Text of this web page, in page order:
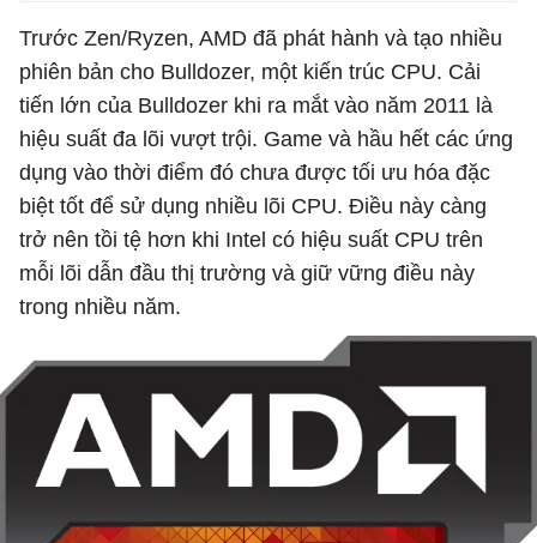
Trước Zen/Ryzen, AMD đã phát hành và tạo nhiều
phiên bản cho Bulldozer, một kiến trúc CPU. Cải
tiến lớn của Bulldozer khi ra mắt vào năm 2011 là
hiệu suất đa lõi vượt trội. Game và hầu hết các ứng
dụng vào thời điểm đó chưa được tối ưu hóa đặc
biệt tốt để sử dụng nhiều lõi CPU. Điều này càng
trở nên tồi tệ hơn khi Intel có hiệu suất CPU trên
mỗi lõi dẫn đầu thị trường và giữ vững điều này
trong nhiều năm.